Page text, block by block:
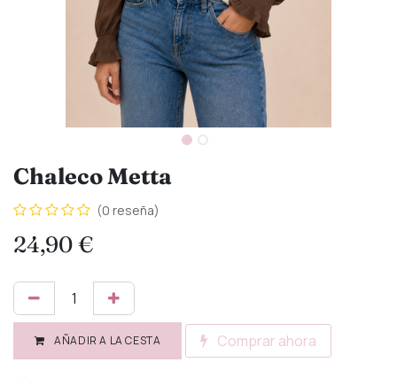
Chaleco Metta
(0 reseña)
24,90€
AÑADIR A LA CESTA Comprar ahora